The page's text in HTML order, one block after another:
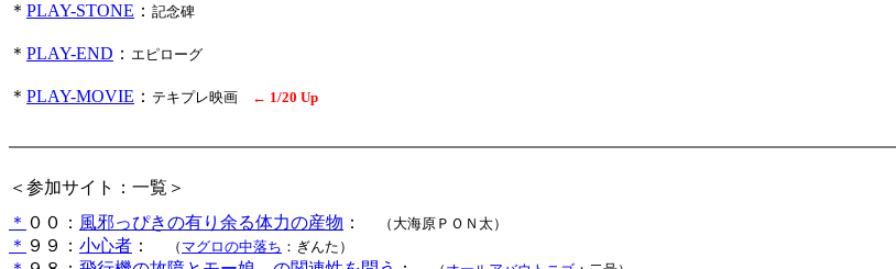
＊ PLAY-STONE ： 記念碑
＊ PLAY-END ： エピローグ
＊ PLAY-MOVIE ： テキプレ映画 ← 1/20 Up
＜参加サイト：一覧＞
＊ ００： 風邪っぴきの有り余る体力の産物 ： （ 大海原ＰＯＮ太）
＊ ９９： 小心者 ： （ マグロの中落ち ：ぎんた）